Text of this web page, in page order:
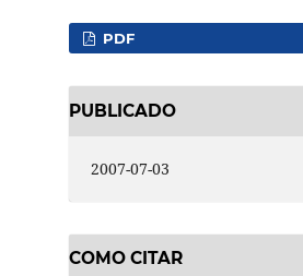
PDF
PUBLICADO
2007-07-03
COMO CITAR